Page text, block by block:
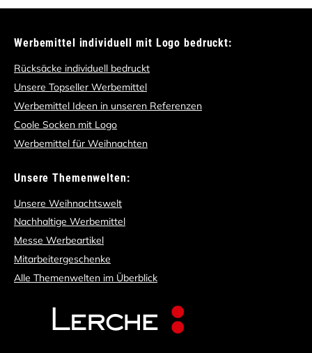
Werbemittel individuell mit Logo bedruckt:
Rücksäcke individuell bedruckt
Unsere Topseller Werbemittel
Werbemittel Ideen in unseren Referenzen
Coole Socken mit Logo
Werbemittel für Weihnachten
Unsere Themenwelten:
Unsere Weihnachtswelt
Nachhaltige Werbemittel
Messe Werbeartikel
Mitarbeitergeschenke
Alle Themenwelten im Überblick